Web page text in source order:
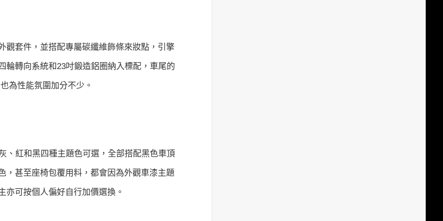
觀套件，並搭配專屬碳纖維飾條來妝點，引擎
輪轉向系統和23吋鍛造鋁圈納入標配，車尾的
為性能氛圍加分不少。
、紅和黑四種主題色可選，全部搭配黑色車頂
，甚至座椅包覆用料，都會因為外觀車漆主題
亦可按個人偏好自行加價選換。